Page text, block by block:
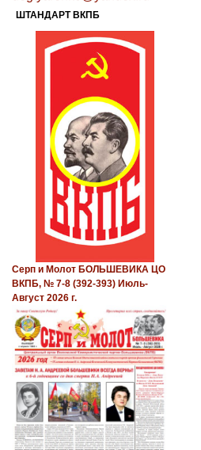
ШТАНДАРТ ВКПБ
Серп и Молот БОЛЬШЕВИКА ЦО
ВКПБ, № 7-8 (392-393) Июль-
Август 2026 г.